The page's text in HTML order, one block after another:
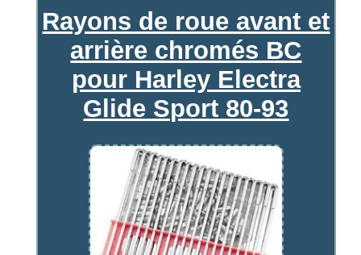
Rayons de roue avant et
arrière chromés BC
pour Harley Electra
Glide Sport 80-93